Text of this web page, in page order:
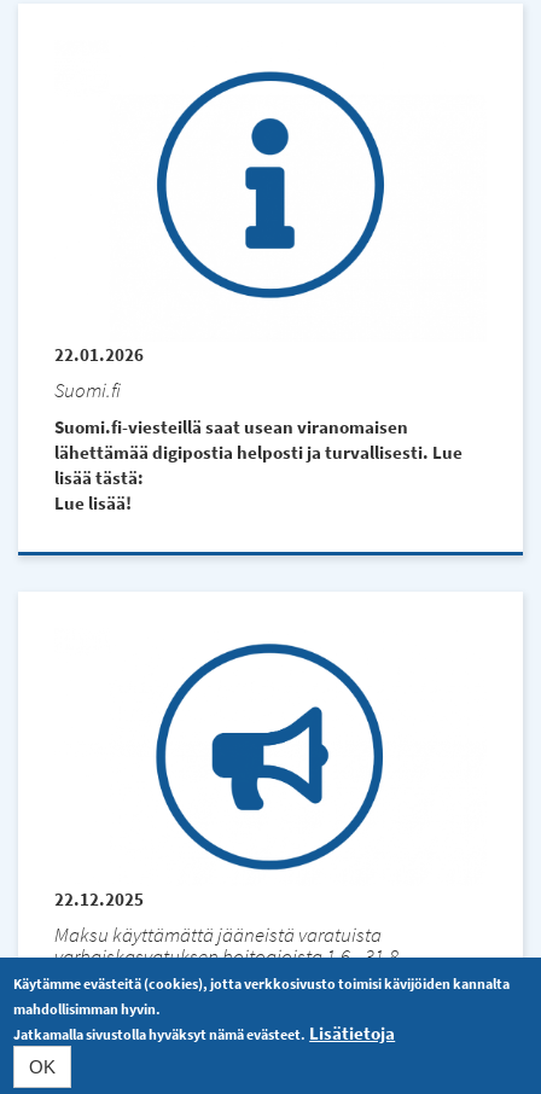
22.01.2026
Suomi.fi
Suomi.fi-viesteillä saat usean viranomaisen
lähettämää digipostia helposti ja turvallisesti. Lue
lisää tästä:
Lue lisää
22.12.2025
Maksu käyttämättä jääneistä varatuista
varhaiskasvatuksen hoitoajoista 1.6.–31.8.
Maksu käyttämättä jääneistä varatuista
varhaiskasvatuksen hoitoajoista 1.6.–31.8.
Lue lisää
Käytämme evästeitä (cookies), jotta verkkosivusto toimisi kävijöiden kannalta
mahdollisimman hyvin.
Jatkamalla sivustolla hyväksyt nämä evästeet. Lisätietoja
OK